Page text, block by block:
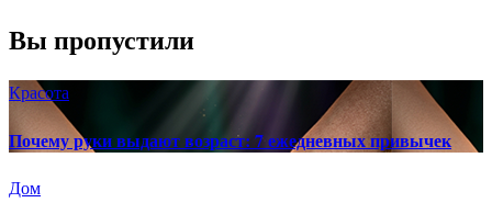
Вы пропустили
Красота
Почему руки выдают возраст: 7 ежедневных привычек
Дом